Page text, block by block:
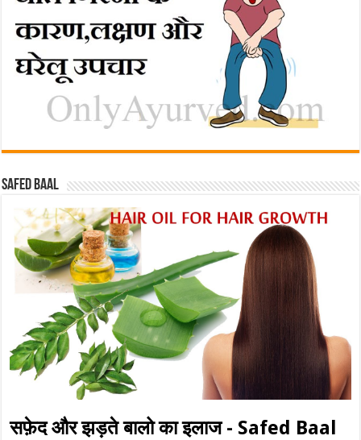
Safed baal
सफ़ेद और झड़ते बालो का इलाज - Safed Baal